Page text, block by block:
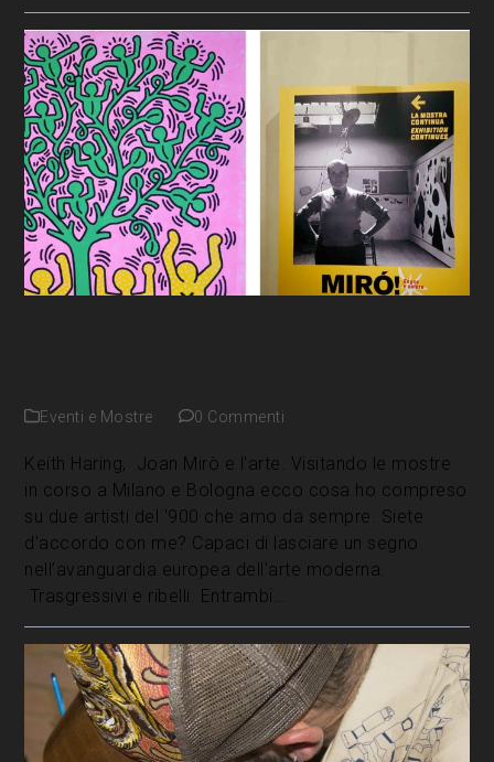
Eventi e Mostre 0 Commenti
Keith Haring, Joan Mirò e l'arte. Visitando le mostre
in corso a Milano e Bologna ecco cosa ho compreso
su due artisti del '900 che amo da sempre. Siete
d'accordo con me? Capaci di lasciare un segno
nell’avanguardia europea dell'arte moderna.
Trasgressivi e ribelli. Entrambi…